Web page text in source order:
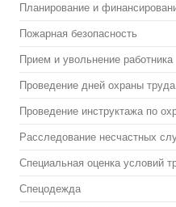
Планирование и
Пожарная безопасность
Прием и увольнение работника
Проведение дней охраны труда
Проведение инструктажа по
Расследование несчастных
Специальная оценка условий
Спецодежда